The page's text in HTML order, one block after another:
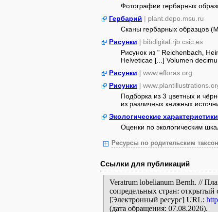
Фотографии гербарных
Гербарий | plant.depo.msu.ru
Сканы гербарных образцов
Рисунки | bibdigital.rjb.csic.es
Рисунок из " Reichenbach,
Helveticae [...] Volumen
Рисунки | www.efloras.org
Рисунки |
Подборка из 3 цветных и
из различных книжных
Экологические характеристики
Оценки по экологическим
Ресурсы по родительским
Ссылки для публикаций
Veratrum lobelianum Bernh. //
сопредельных стран: открытый
[Электронный ресурс] URL:
(дата обращения: 07.08.2026).